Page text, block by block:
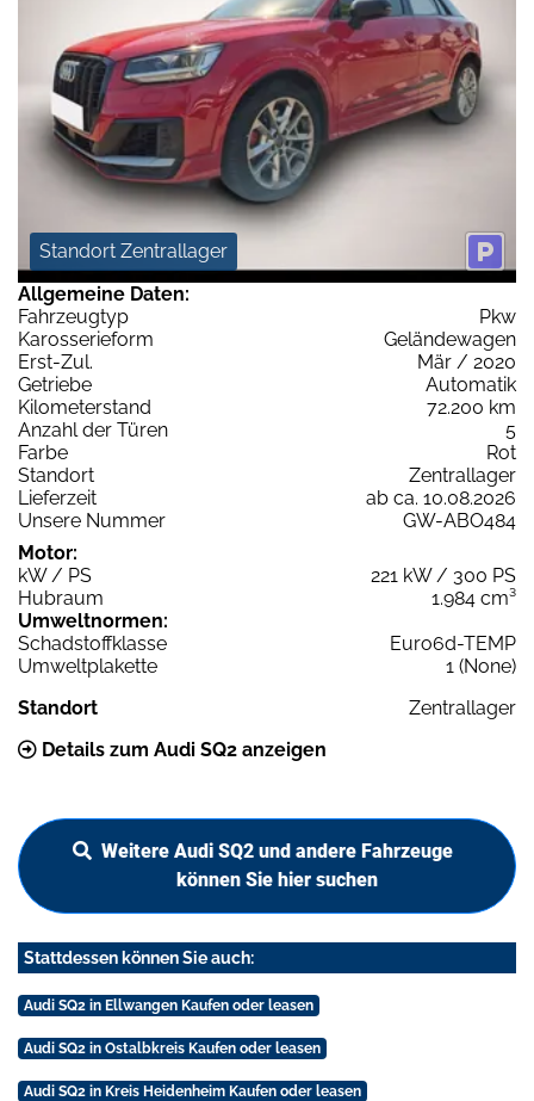
Standort Zentrallager
Allgemeine Daten:
Fahrzeugtyp
Pkw
Karosserieform
Geländewagen
Erst-Zul.
Mär / 2020
Getriebe
Automatik
Kilometerstand
72.200 km
Anzahl der Türen
5
Farbe
Rot
Standort
Zentrallager
Lieferzeit
ab ca. 10.08.2026
Unsere Nummer
GW-ABO484
Motor:
kW / PS
221 kW / 300 PS
Hubraum
1.984 cm³
Umweltnormen:
Schadstoffklasse
Euro6d-TEMP
Umweltplakette
1 (None)
Standort
Zentrallager
Details zum Audi SQ2 anzeigen
Weitere Audi SQ2 und andere Fahrzeuge
können Sie hier suchen
Stattdessen können Sie auch:
Audi SQ2 in Ellwangen Kaufen oder leasen
Audi SQ2 in Ostalbkreis Kaufen oder leasen
Audi SQ2 in Kreis Heidenheim Kaufen oder leasen